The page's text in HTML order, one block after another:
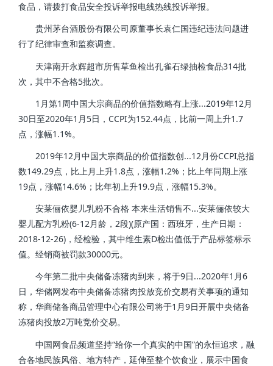
食品，请拨打食品安全投诉举报电线热线投诉举报。
贵州茅台酒股份有限公司原董事长袁仁国违纪违法问题进
行了纪律审查和监察调查。
天津南开永辉超市所售草鱼检出孔雀石绿抽检食品314批
次，其中不合格5批次。
1月第1周中国大宗商品的价值指数略有上涨...2019年12月
30日至2020年1月5日，CCPI为152.44点，比前一周上升1.7
点，涨幅1.1%。
2019年12月中国大宗商品的价值指数创...12月份CCPI总指
数149.29点，比上月上升1.8点，涨幅1.2%；比上年同期上涨
19点，涨幅14.6%；比年初上升19.9点，涨幅15.3%。
安莱俪依婴儿乳粉不合格 本来生活销售不...安莱俪依较大
婴儿配方乳粉(6-12月龄，2段)(原产国：西班牙，生产日期：
2018-12-26)，经检验，其中维生素D检出值低于产品标签标示
值。经销商被罚款30000元。
今年第二批中央储备冻猪肉到来，将于9日...2020年1月6
日，华储网发布中央储备冻猪肉投放竞价交易有关事项的通知
称，华商储备商品管理中心有限公司将于1月9日开展中央储备
冻猪肉投放2万吨竞价交易。
中国网食品频道坚持“给你一个真实的中国”的永恒追求，融
合各地民族风俗、地方特产，延伸至整个饮食业，展示中国食